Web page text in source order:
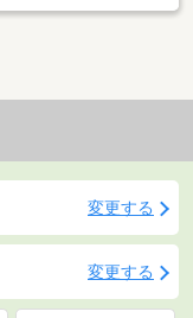
変更する
変更する